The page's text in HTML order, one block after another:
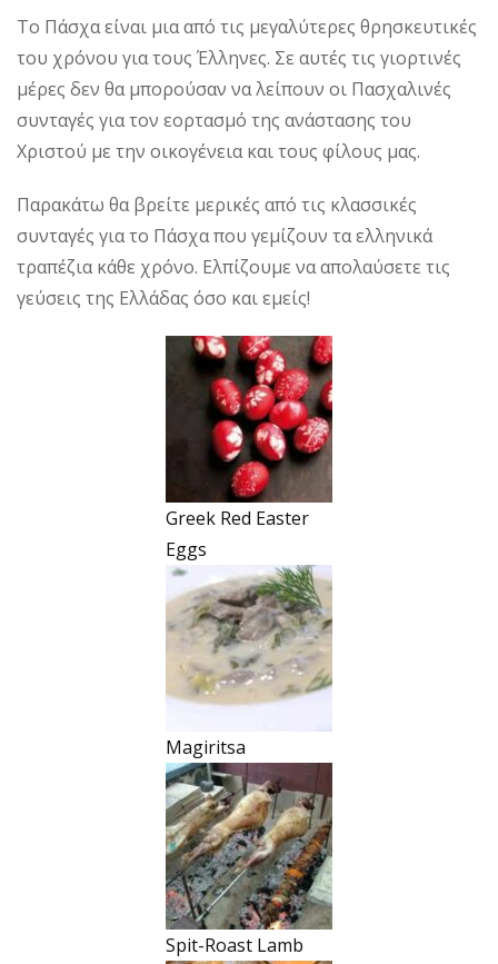
Το Πάσχα είναι μια από τις μεγαλύτερες θρησκευτικές
του χρόνου για τους Έλληνες. Σε αυτές τις γιορτινές
μέρες δεν θα μπορούσαν να λείπουν οι Πασχαλινές
συνταγές για τον εορτασμό της ανάστασης του
Χριστού με την οικογένεια και τους φίλους μας.
Παρακάτω θα βρείτε μερικές από τις κλασσικές
συνταγές για το Πάσχα που γεμίζουν τα ελληνικά
τραπέζια κάθε χρόνο. Ελπίζουμε να απολαύσετε τις
γεύσεις της Ελλάδας όσο και εμείς!
Greek Red Easter
Eggs
Magiritsa
Spit-Roast Lamb